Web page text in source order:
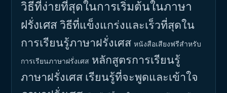
วิธีที่ง่ายที่สุดในการเริ่มต้นในภาษา
ฝรั่งเศสวิธีที่แข็งแกร่งและเร็วที่สุดใน
การเรียนรู้ภาษาฝรั่งเศส หนังสือเสียงฟรีสำหรับ
การเรียนภาษาฝรั่งเศส หลักสูตรการเรียนรู้
ภาษาฝรั่งเศส เรียนรู้ที่จะพูดและเข้าใจ